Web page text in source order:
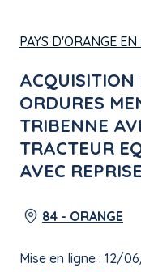
PAYS D'ORANGE
ORDURES
TRIBENNE
TRACTEUR
AVEC
84 - ORANGE
Mise en ligne : 12/